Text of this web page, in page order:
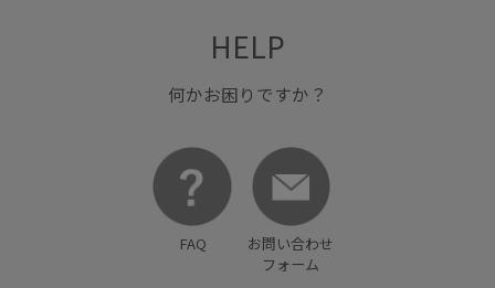
HELP
何かお困りですか？
FAQ
お問い合わせ
フォーム